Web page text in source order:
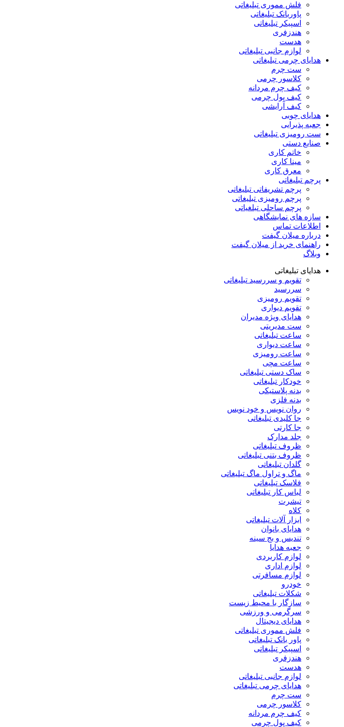
فلش مموری تبلیغاتی
پاوربانک تبلیغاتی
اسپیکر تبلیغاتی
هندزفری
هدست
لوازم جانبی تبلیغاتی
هدایای چرمی تبلیغاتی
ست چرم
کلاسور چرمی
کیف چرم مردانه
کیف پول چرمی
کیف آرایشی
هدایای چوبی
جعبه پذیرایی
ست رومیزی تبلیغاتی
صنایع دستی
خاتم کاری
مینا کاری
معرق کاری
پرچم تبلیغاتی
پرچم تشریفاتی تبلیغاتی
پرچم رومیزی تبلیغاتی
پرچم ساحلی تبلغیاتی
سازه های نمایشگاهی
اطلاعات تماس
درباره میلان گیفت
راهنمای خرید از میلان گیفت
وبلاگ
هدایای تبلیغاتی
تقویم و سررسید تبلیغاتی
سررسید
تقویم رومیزی
تقویم دیواری
هدایای ویژه مدیران
ست مدیریتی
ساعت تبلیغاتی
ساعت دیواری
ساعت رومیزی
ساعت مچی
ساک دستی تبلیغاتی
خودکار تبلیغاتی
بدنه پلاستیکی
بدنه فلزی
روان نویس و خود نویس
جا کلیدی تبلیغاتی
جا کارتی
جلد مدارک
ظروف تبلیغاتی
ظروف بتنی تبلیغاتی
گلدان تبلیغاتی
ماگ و تراول ماگ تبلیغاتی
فلاسک تبلیغاتی
لباس کار تبلیغاتی
تیشرت
کلاه
ابزار آلات تبلیغاتی
هدایای بانوان
تندیس و بج سینه
جعبه هدایا
لوازم کاربردی
لوازم اداری
لوازم مسافرتی
خودرو
شکلات تبلیغاتی
سازگار با محیط زیست
سرگرمی و ورزشی
هدایای دیجیتال
فلش مموری تبلیغاتی
پاور بانک تبلیغاتی
اسپیکر تبلیغاتی
هندزفری
هدست
لوازم جانبی تبلیغاتی
هدایای چرمی تبلیغاتی
ست چرم
کلاسور چرمی
کیف چرم مردانه
کیف پول چرمی